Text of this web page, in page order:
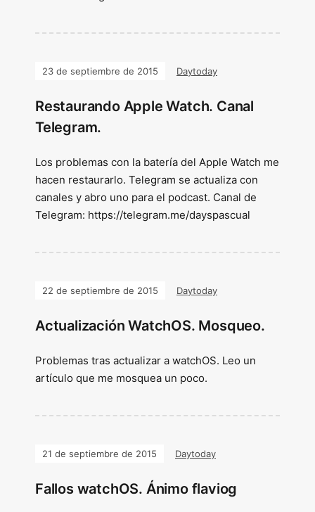
23 de septiembre de 2015 Daytoday
Restaurando Apple Watch. Canal
Telegram.
Los problemas con la batería del Apple Watch me
hacen restaurarlo. Telegram se actualiza con
canales y abro uno para el podcast. Canal de
Telegram: https://telegram.me/dayspascual
22 de septiembre de 2015 Daytoday
Actualización WatchOS. Mosqueo.
Problemas tras actualizar a watchOS. Leo un
artículo que me mosquea un poco.
21 de septiembre de 2015 Daytoday
Fallos watchOS. Ánimo flaviog